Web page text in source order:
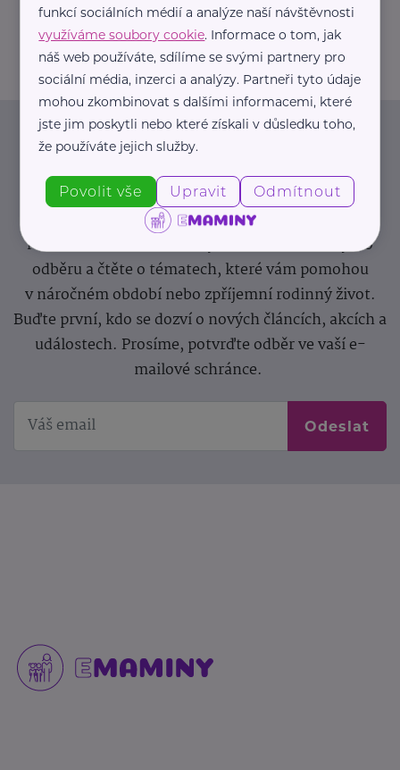
info@zdravotnicke-potreby.cz
Newsletter
Pravidelný přísun novinek, inspirace na každý den,
podpora pro rodiče i sdílení zkušeností. Takový je
Newsletter webu eMaminy.cz. Přihlaste se k jeho
odběru a čtěte o tématech, které vám pomohou
v náročném období nebo zpříjemní rodinný život.
Buďte první, kdo se dozví o nových článcích, akcích a
událostech. Prosíme, potvrďte odběr ve vaší e-
mailové schránce.
Odeslat
funkcí sociálních médií a analýze naší návštěvnosti
využíváme soubory cookie. Informace o tom, jak
náš web používáte, sdílíme se svými partnery pro
sociální média, inzerci a analýzy. Partneři tyto údaje
mohou zkombinovat s dalšími informacemi, které
jste jim poskytli nebo které získali v důsledku toho,
že používáte jejich služby.
Povolit vše Upravit Odmítnout